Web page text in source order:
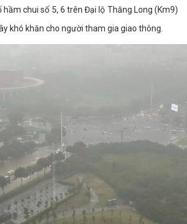
hầm chui số 5, 6 trên Đại lộ Thăng Long (Km9)
khó khăn cho người tham gia giao thông.